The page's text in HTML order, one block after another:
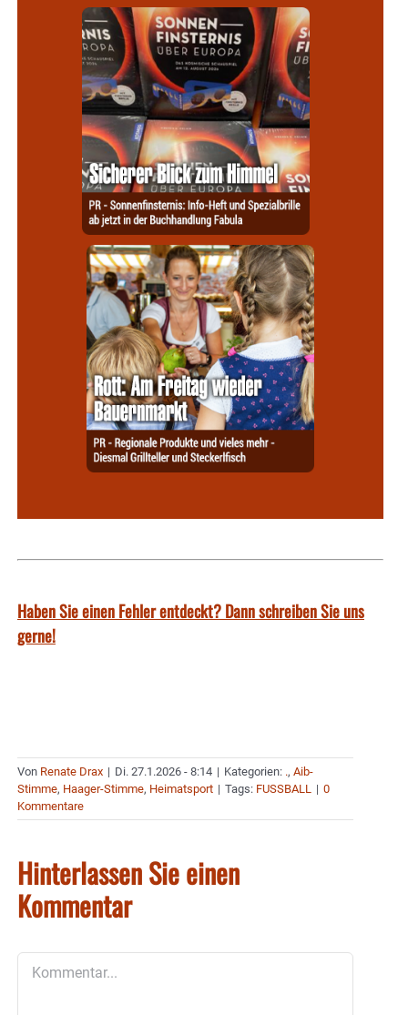
Haben Sie einen Fehler entdeckt? Dann schreiben Sie uns
gerne!
Von Renate Drax | Di. 27.1.2026 - 8:14 | Kategorien: ., Aib-
Stimme, Haager-Stimme, Heimatsport | Tags: FUSSBALL | 0
Kommentare
Hinterlassen Sie einen
Kommentar